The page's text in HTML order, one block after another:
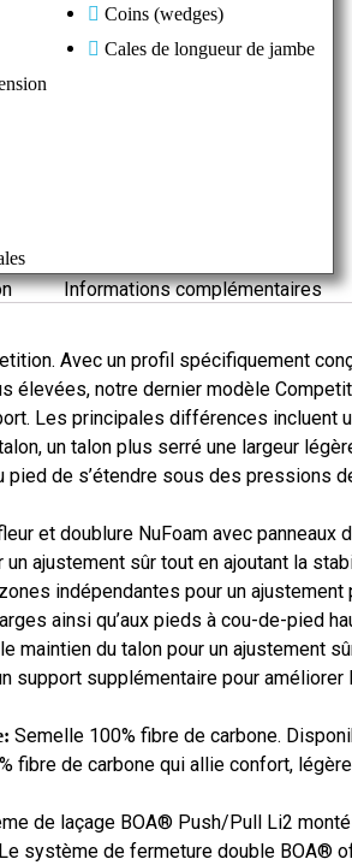
Coins (wedges)
Cales de longueur de jambe
Informations complémentaires
Avec un profil spécifiquement
élevées, notre dernier modèle
Les principales différences incluent
un talon plus serré une largeur
pied de s’étendre sous des pressions
et doublure NuFoam avec panneaux
un ajustement sûr tout en ajoutant la
indépendantes pour un ajustement
ainsi qu’aux pieds à cou-de-pied
maintien du talon pour un ajustement
support supplémentaire pour améliorer
Semelle 100% fibre de carbone.
fibre de carbone qui allie confort,
de laçage BOA® Push/Pull Li2
système de fermeture double BOA®